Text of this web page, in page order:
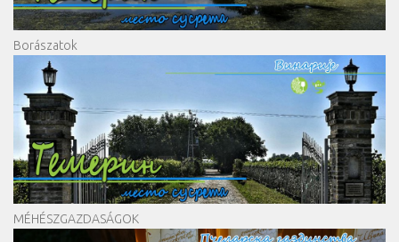
Borászatok
MÉHÉSZGAZDASÁGOK